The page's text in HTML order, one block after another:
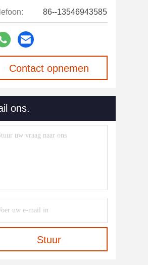
Van De Clubauto Delen
Elektrische Golfkarren
86--13546943585
Contact opnemen
ons.
Stuur